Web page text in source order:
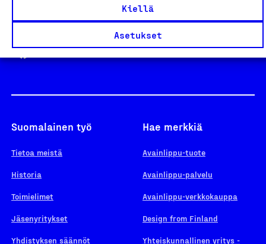
Kiellä
Asetukset
Yhteiskunnallinen Yritys -merkki
Suomalainen työ
Tietoa meistä
Historia
Toimielimet
Jäsenyritykset
Yhdistyksen säännöt
Hae merkkiä
Avainlippu-tuote
Avainlippu-palvelu
Avainlippu-verkkokauppa
Design from Finland
Yhteiskunnallinen yritys -